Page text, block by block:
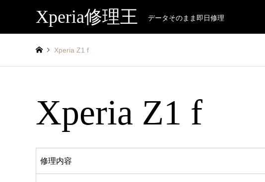
Xperia修理王 データそのまま即日修理
Xperia Z1 f
Xperia Z1 f
修理内容